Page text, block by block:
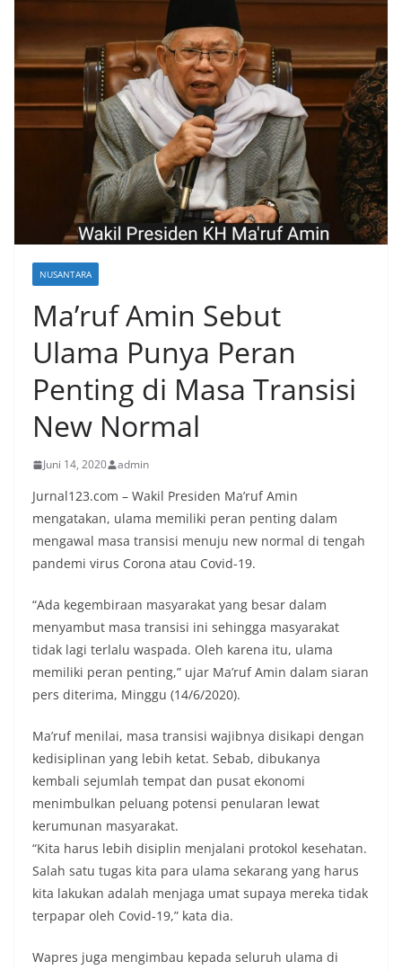
NUSANTARA
Ma’ruf Amin Sebut
Ulama Punya Peran
Penting di Masa Transisi
New Normal
Juni 14, 2020 admin
Jurnal123.com – Wakil Presiden Ma’ruf Amin
mengatakan, ulama memiliki peran penting dalam
mengawal masa transisi menuju new normal di tengah
pandemi virus Corona atau Covid-19.
“Ada kegembiraan masyarakat yang besar dalam
menyambut masa transisi ini sehingga masyarakat
tidak lagi terlalu waspada. Oleh karena itu, ulama
memiliki peran penting,” ujar Ma’ruf Amin dalam siaran
pers diterima, Minggu (14/6/2020).
Ma’ruf menilai, masa transisi wajibnya disikapi dengan
kedisiplinan yang lebih ketat. Sebab, dibukanya
kembali sejumlah tempat dan pusat ekonomi
menimbulkan peluang potensi penularan lewat
kerumunan masyarakat.
“Kita harus lebih disiplin menjalani protokol kesehatan.
Salah satu tugas kita para ulama sekarang yang harus
kita lakukan adalah menjaga umat supaya mereka tidak
terpapar oleh Covid-19,” kata dia.
Wapres juga mengimbau kepada seluruh ulama di